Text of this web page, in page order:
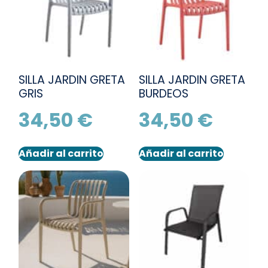
SILLA JARDIN GRETA
GRIS
34,50 €
Añadir al carrito
SILLA JARDIN GRETA
BURDEOS
34,50 €
Añadir al carrito